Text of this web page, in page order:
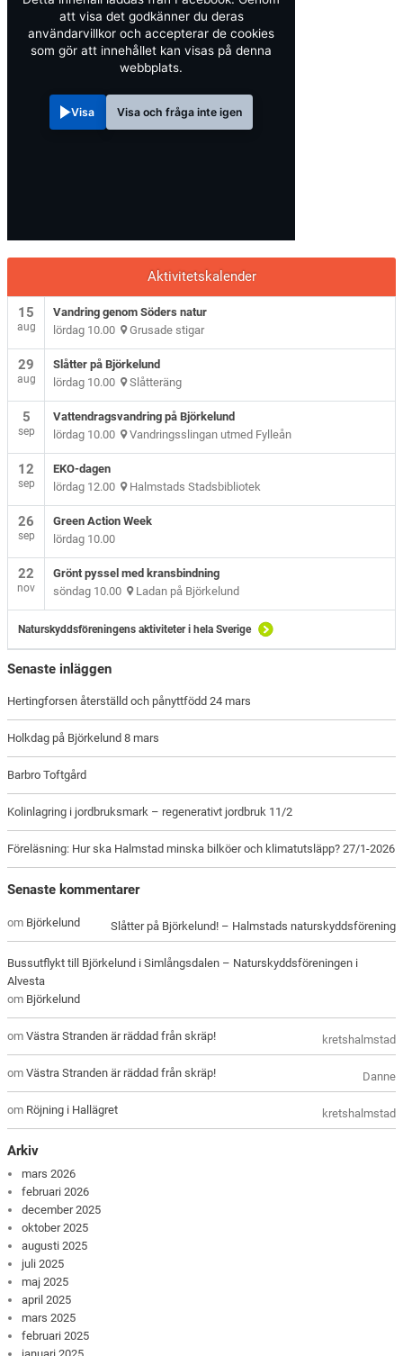
att visa det godkänner du deras
användarvillkor och accepterar de cookies
som gör att innehållet kan visas på denna
webbplats.
Visa Visa och fråga inte igen
Aktivitetskalender
15
aug
Vandring genom Söders natur
lördag 10.00 Grusade stigar
29
aug
Slåtter på Björkelund
lördag 10.00 Slåtteräng
5
sep
Vattendragsvandring på Björkelund
lördag 10.00 Vandringsslingan utmed Fylleån
12
sep
EKO-dagen
lördag 12.00 Halmstads Stadsbibliotek
26
sep
Green Action Week
lördag 10.00
22
nov
Grönt pyssel med kransbindning
söndag 10.00 Ladan på Björkelund
Naturskyddsföreningens aktiviteter i hela Sverige
Senaste inläggen
Hertingforsen återställd och pånyttfödd 24 mars
Holkdag på Björkelund 8 mars
Barbro Toftgård
Kolinlagring i jordbruksmark – regenerativt jordbruk 11/2
Föreläsning: Hur ska Halmstad minska bilköer och klimatutsläpp? 27/1-2026
Senaste kommentarer
Slåtter på Björkelund! – Halmstads naturskyddsförening
om Björkelund
Bussutflykt till Björkelund i Simlångsdalen – Naturskyddsföreningen i
Alvesta
om Björkelund
kretshalmstad
omVästra Stranden är räddad från skräp!
Danne
omVästra Stranden är räddad från skräp!
kretshalmstad
om Röjning i Hallägret
Arkiv
mars 2026
februari 2026
december 2025
oktober 2025
augusti 2025
juli 2025
maj 2025
april 2025
mars 2025
februari 2025